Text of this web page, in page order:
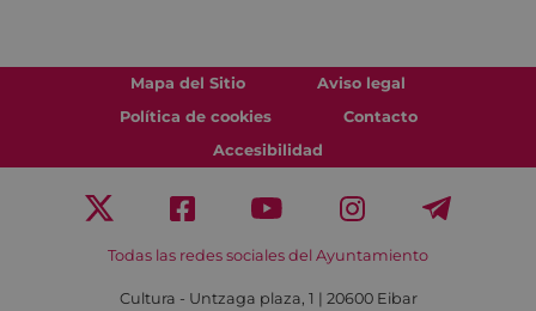
Mapa del Sitio
Aviso legal
Política de cookies
Contacto
Accesibilidad
Todas las redes sociales del Ayuntamiento
Cultura - Untzaga plaza, 1 | 20600 Eibar